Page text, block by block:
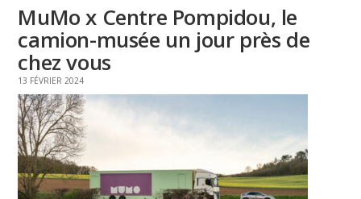
MuMo x Centre Pompidou, le
camion-musée un jour près de
chez vous
13 FÉVRIER 2024